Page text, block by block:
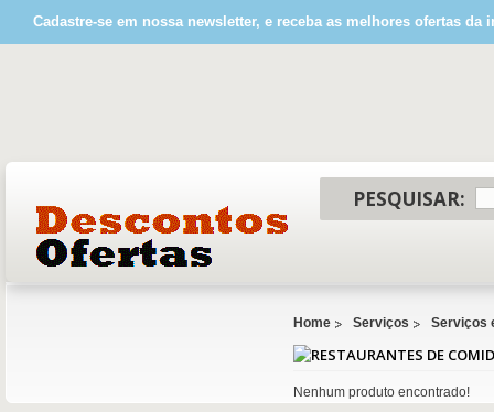
Cadastre-se em nossa newsletter, e receba as melhores ofertas da
PESQUISAR:
Home Serviços Serviços
Nenhum produto encontrado!